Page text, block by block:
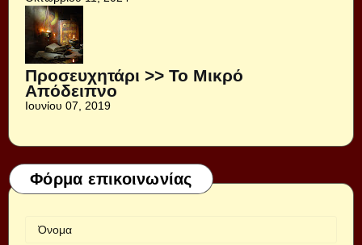
Προσευχητάρι >> Το Μικρό
Απόδειπνο
Ιουνίου 07, 2019
Φόρμα επικοινωνίας